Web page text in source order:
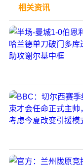
相关资讯